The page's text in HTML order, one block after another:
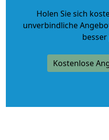
Holen Sie sich
unverbindliche
Kostenlose